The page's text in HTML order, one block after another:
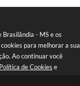
- MS e os
para melhorar a sua
Ao continuar você
Política de Cookies e